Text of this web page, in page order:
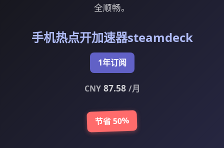
全顺畅。
手机热点开加速器steamdeck
1年订阅
CNY87.58 /月
节省 50%